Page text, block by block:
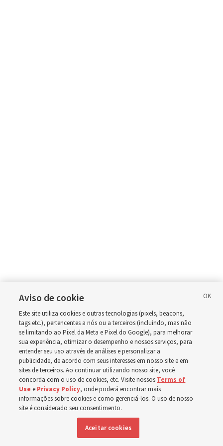
Aviso de cookie
Este site utiliza cookies e outras tecnologias (pixels, beacons,
tags etc.), pertencentes a nós ou a terceiros (incluindo, mas não
se limitando ao Pixel da Meta e Pixel do Google), para melhorar
sua experiência, otimizar o desempenho e nossos serviços, para
entender seu uso através de análises e personalizar a
publicidade, de acordo com seus interesses em nosso site e em
sites de terceiros. Ao continuar utilizando nosso site, você
concorda com o uso de cookies, etc. Visite nossos Terms of
Use e Privacy Policy, onde poderá encontrar mais
informações sobre cookies e como gerenciá-los. O uso de nosso
site é considerado seu consentimento.
Aceitar cookies